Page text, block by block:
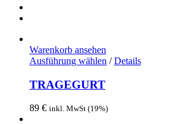
Warenkorb ansehen
Ausführung wählen Dieses
/ Details
TRAGEGURT
89 € inkl. MwSt (19%)